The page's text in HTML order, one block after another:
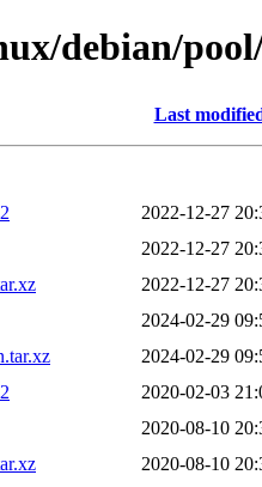
debian/
Last
2022-12-27
2022-12-27
2022-12-27
2024-02-29
2024-02-29
2020-02-03
2020-08-10
2020-08-10